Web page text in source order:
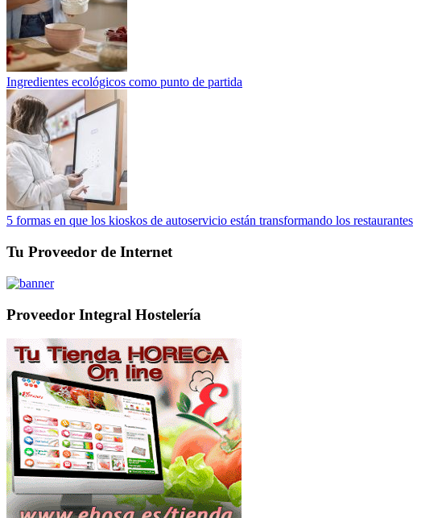
Ingredientes ecológicos como punto de partida
5 formas en que los kioskos de autoservicio están transformando los restaurantes
Tu Proveedor de Internet
Proveedor Integral Hostelería